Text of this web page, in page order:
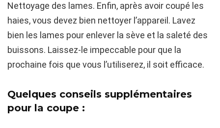
Nettoyage des lames. Enfin, après avoir coupé les
haies, vous devez bien nettoyer l’appareil. Lavez
bien les lames pour enlever la sève et la saleté des
buissons. Laissez-le impeccable pour que la
prochaine fois que vous l’utiliserez, il soit efficace.
Quelques conseils supplémentaires
pour la coupe :